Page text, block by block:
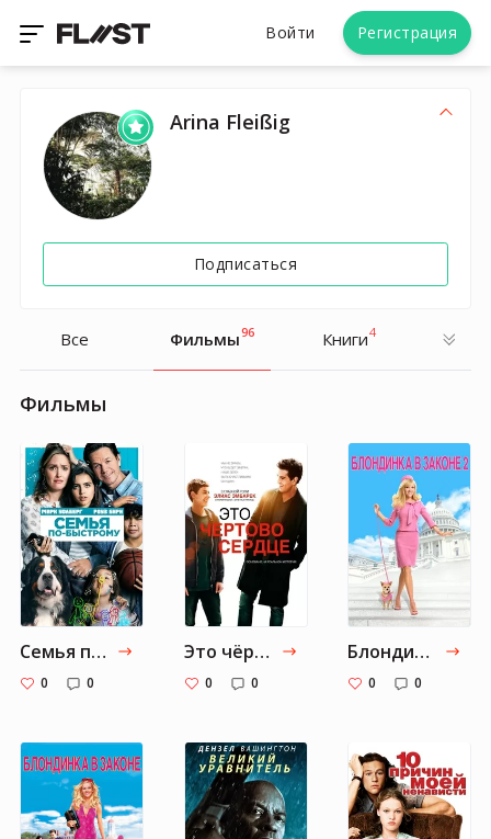
Войти Регистрация
Arina Fleißig
Подписаться
Все Фильмы96 Книги4
Фильмы
Семья по-быстрому
0 0
Это чёртово сердце
0 0
Блондинка в законе 2: Красное, белое и блондинка
0 0